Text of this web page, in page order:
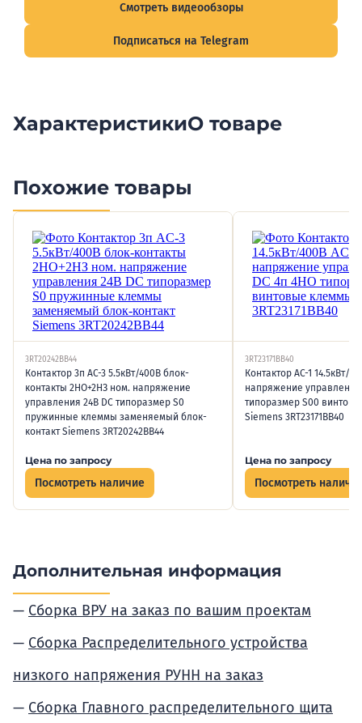
Смотреть видеообзоры
Подписаться на Telegram
ХарактеристикиО товаре
Похожие товары
3RT20242BB44
Контактор 3п AC-3 5.5кВт/400В блок-
контакты 2НО+2НЗ ном. напряжение
управления 24В DC типоразмер S0
пружинные клеммы заменяемый блок-
контакт Siemens 3RT20242BB44
Цена по запросу
Посмотреть наличие
3RT23171BB40
Контактор AC-1 14.5кВт/
напряжение управления
типоразмер S00
Siemens 3RT23171BB40
Цена по запросу
Посмотреть
Дополнительная информация
Сборка ВРУ на заказ по вашим проектам
Сборка Распределительного устройства
низкого напряжения РУНН на заказ
Сборка Главного распределительного щита